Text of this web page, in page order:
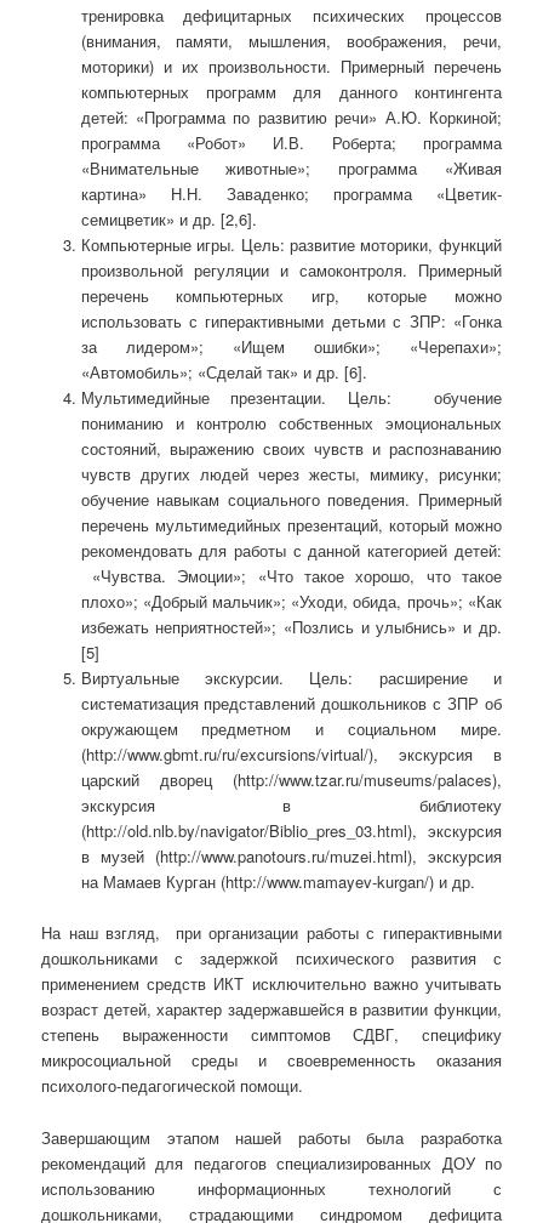
тренировка дефицитарных психических процессов
(внимания, памяти, мышления, воображения, речи,
моторики) и их произвольности. Примерный перечень
компьютерных программ для данного контингента
детей: «Программа по развитию речи» А.Ю. Коркиной;
программа «Робот» И.В. Роберта; программа
«Внимательные животные»; программа «Живая
картина» Н.Н. Заваденко; программа «Цветик-
семицветик» и др. [2,6].
Компьютерные игры. Цель: развитие моторики, функций
произвольной регуляции и самоконтроля. Примерный
перечень компьютерных игр, которые можно
использовать с гиперактивными детьми с ЗПР: «Гонка
за лидером»; «Ищем ошибки»; «Черепахи»;
«Автомобиль»; «Сделай так» и др. [6].
Мультимедийные презентации. Цель: обучение
пониманию и контролю собственных эмоциональных
состояний, выражению своих чувств и распознаванию
чувств других людей через жесты, мимику, рисунки;
обучение навыкам социального поведения. Примерный
перечень мультимедийных презентаций, который можно
рекомендовать для работы с данной категорией детей:
«Чувства. Эмоции»; «Что такое хорошо, что такое
плохо»; «Добрый мальчик»; «Уходи, обида, прочь»; «Как
избежать неприятностей»; «Позлись и улыбнись» и др.
[5]
Виртуальные экскурсии. Цель: расширение и
систематизация представлений дошкольников с ЗПР об
окружающем предметном и социальном мире.
(http://www.gbmt.ru/ru/excursions/virtual/), экскурсия в
царский дворец (http://www.tzar.ru/museums/palaces),
экскурсия в библиотеку
(http://old.nlb.by/navigator/Biblio_pres_03.html), экскурсия
в музей (http://www.panotours.ru/muzei.html), экскурсия
на Мамаев Курган (http://www.mamayev-kurgan/) и др.
На наш взгляд, при организации работы с гиперактивными
дошкольниками с задержкой психического развития с
применением средств ИКТ исключительно важно учитывать
возраст детей, характер задержавшейся в развитии функции,
степень выраженности симптомов СДВГ, специфику
микросоциальной среды и своевременность оказания
психолого-педагогической помощи.
Завершающим этапом нашей работы была разработка
рекомендаций для педагогов специализированных ДОУ по
использованию информационных технологий с
дошкольниками, страдающими синдромом дефицита